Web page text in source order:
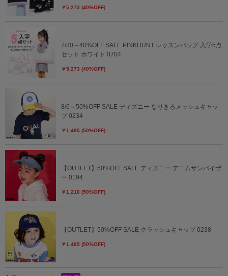
￥5,273 (40%OFF)
7/30～40%OFF SALE PINKHUNT レッスンバッグ 入学5点
セット ホワイト 0704
￥5,273 (40%OFF)
8/6～50%OFF SALE ディズニー なりきるメッシュキャッ
プ 0234
￥1,485 (50%OFF)
【OUTLET】50%OFF SALE ディズニー デニムサンバイザ
ー 0194
￥1,210 (50%OFF)
【OUTLET】50%OFF SALE クラッシュキャップ 0238
￥1,485 (50%OFF)